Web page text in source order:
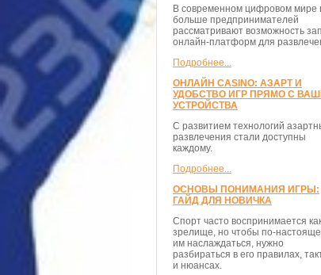
В современном цифровом мире
больше предпринимателей
рассматривают возможность
онлайн-платформ для
Подробнее...
ОНЛАЙН CASINO: АЗАРТ И
УДОБСТВО ИГР ПРЯМО С
УСТРОЙСТВА
С развитием технологий
развлечения стали доступны
каждому.
Подробнее...
ОСНОВЫ ПОНИМАНИЯ ИГРЫ:
ГАЙД ДЛЯ НОВИЧКА
Спорт часто воспринимается
зрелище, но чтобы по-
им наслаждаться, нужно
разбираться в его правилах,
и нюансах.